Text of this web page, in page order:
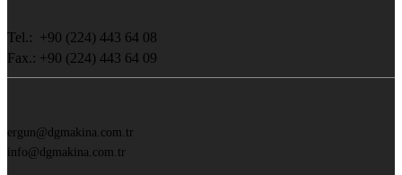
Tel.: +90 (224) 443 64 08
Fax.: +90 (224) 443 64 09
ergun@dgmakina.com.tr
info@dgmakina.com.tr